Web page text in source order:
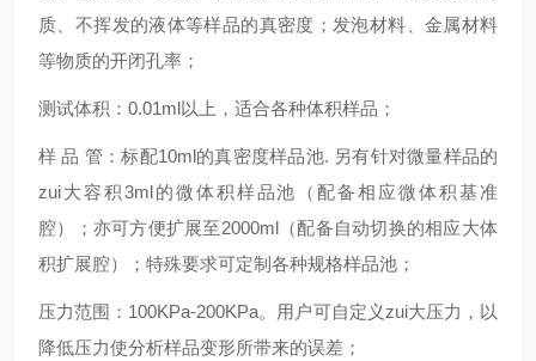
质、不挥发的液体等样品的真密度；发泡材料、金属材料
等物质的开闭孔率；
测试体积：0.01ml以上，适合各种体积样品；
样 品 管：标配10ml的真密度样品池. 另有针对微量样品的
zui大容积3ml的微体积样品池（配备相应微体积基准
腔）；亦可方便扩展至2000ml（配备自动切换的相应大体
积扩展腔）；特殊要求可定制各种规格样品池；
压力范围：100KPa-200KPa。用户可自定义zui大压力，以
降低压力使分析样品变形所带来的误差；